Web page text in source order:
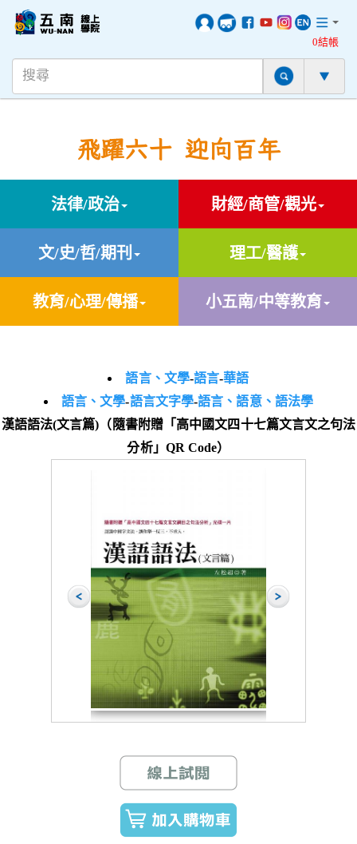
0結帳
飛躍六十 迎向百年
法律/政治 財經/商管/觀光
文/史/哲/期刊 理工/醫護
教育/心理/傳播 小五南/中等教育
語言、文學-語言-華語
語言、文學-語言文字學-語言、語意、語法學
漢語語法(文言篇)（隨書附贈「高中國文四十七篇文言文之句法
分析」QR Code）